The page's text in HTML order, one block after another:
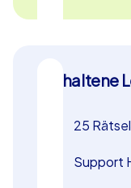
erleben Sie, wie
Enthaltene
25
Support